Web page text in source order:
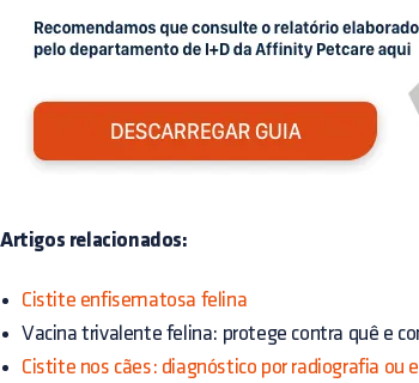
Artigos relacionados:
Cistite enfisematosa felina
Vacina trivalente felina: protege contra quê e
Cistite nos cães: diagnóstico por radiografia ou